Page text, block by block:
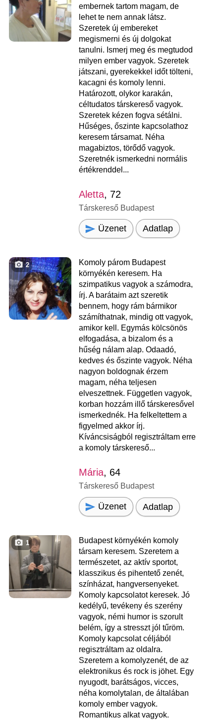
embernek tartom magam, de
lehet te nem annak látsz.
Szeretek új embereket
megismerni és új dolgokat
tanulni. Ismerj meg és megtudod
milyen ember vagyok. Szeretek
játszani, gyerekekkel időt tölteni,
kacagni és komoly lenni.
Határozott, olykor karakán,
céltudatos társkereső vagyok.
Szeretek kézen fogva sétálni.
Hűséges, őszinte kapcsolathoz
keresem társamat. Néha
magabiztos, törődő vagyok.
Szeretnék ismerkedni normális
értékrenddel...
Aletta, 72
Társkereső Budapest
Üzenet Adatlap
2
Komoly párom Budapest
környékén keresem. Ha
szimpatikus vagyok a számodra,
írj. A barátaim azt szeretik
bennem, hogy rám bármikor
számíthatnak, mindig ott vagyok,
amikor kell. Egymás kölcsönös
elfogadása, a bizalom és a
hűség nálam alap. Odaadó,
kedves és őszinte vagyok. Néha
nagyon boldognak érzem
magam, néha teljesen
elveszettnek. Független vagyok,
korban hozzám illő társkeresővel
ismerkednék. Ha felkeltettem a
figyelmed akkor írj.
Kíváncsiságból regisztráltam erre
a komoly társkereső...
Mária, 64
Társkereső Budapest
Üzenet Adatlap
1
Budapest környékén komoly
társam keresem. Szeretem a
természetet, az aktív sportot,
klasszikus és pihentető zenét,
színházat, hangversenyeket.
Komoly kapcsolatot keresek. Jó
kedélyű, tevékeny és szerény
vagyok, némi humor is szorult
belém, így a stresszt jól tűröm.
Komoly kapcsolat céljából
regisztráltam az oldalra.
Szeretem a komolyzenét, de az
elektronikus és rock is jöhet. Egy
nyugodt, barátságos, vicces,
néha komolytalan, de általában
komoly ember vagyok.
Romantikus alkat vagyok.